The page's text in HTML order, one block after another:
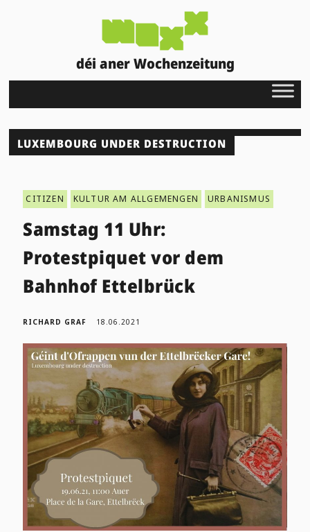
déi aner Wochenzeitung
LUXEMBOURG UNDER DESTRUCTION
CITIZEN KULTUR AM ALLGEMENGEN URBANISMUS
Samstag 11 Uhr:
Protestpiquet vor dem
Bahnhof Ettelbrück
RICHARD GRAF 18.06.2021